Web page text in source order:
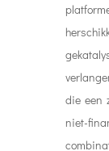
die een
niet-